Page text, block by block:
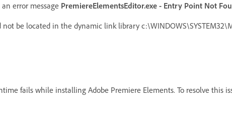
error message PremiereElementsEditor.exe - Entry Point Not
be located in the dynamic link library
fails while installing Adobe Premiere Elements. To resolve this